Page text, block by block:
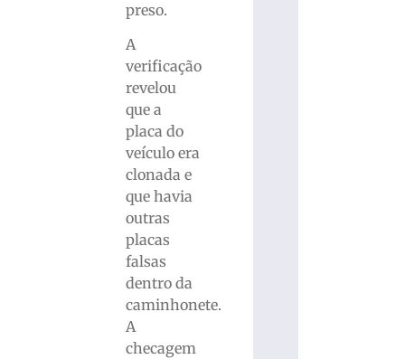
preso.
A
verificação
revelou
que a
placa do
veículo era
clonada e
que havia
outras
placas
falsas
dentro da
caminhonete.
A
checagem